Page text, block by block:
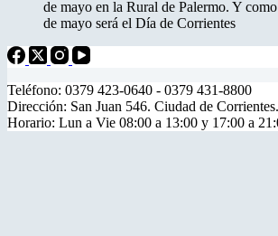
de mayo en la Rural de Palermo. Y
de mayo será el Día de Corrientes
Teléfono: 0379 423-0640 - 0379 431-8800
Dirección: San Juan 546. Ciudad de Corrientes.
Horario: Lun a Vie 08:00 a 13:00 y 17:00 a